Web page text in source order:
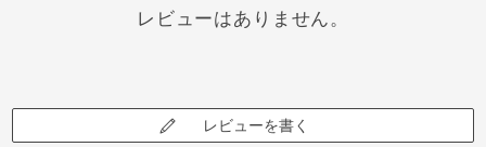
レビューはありません。
レビューを書く